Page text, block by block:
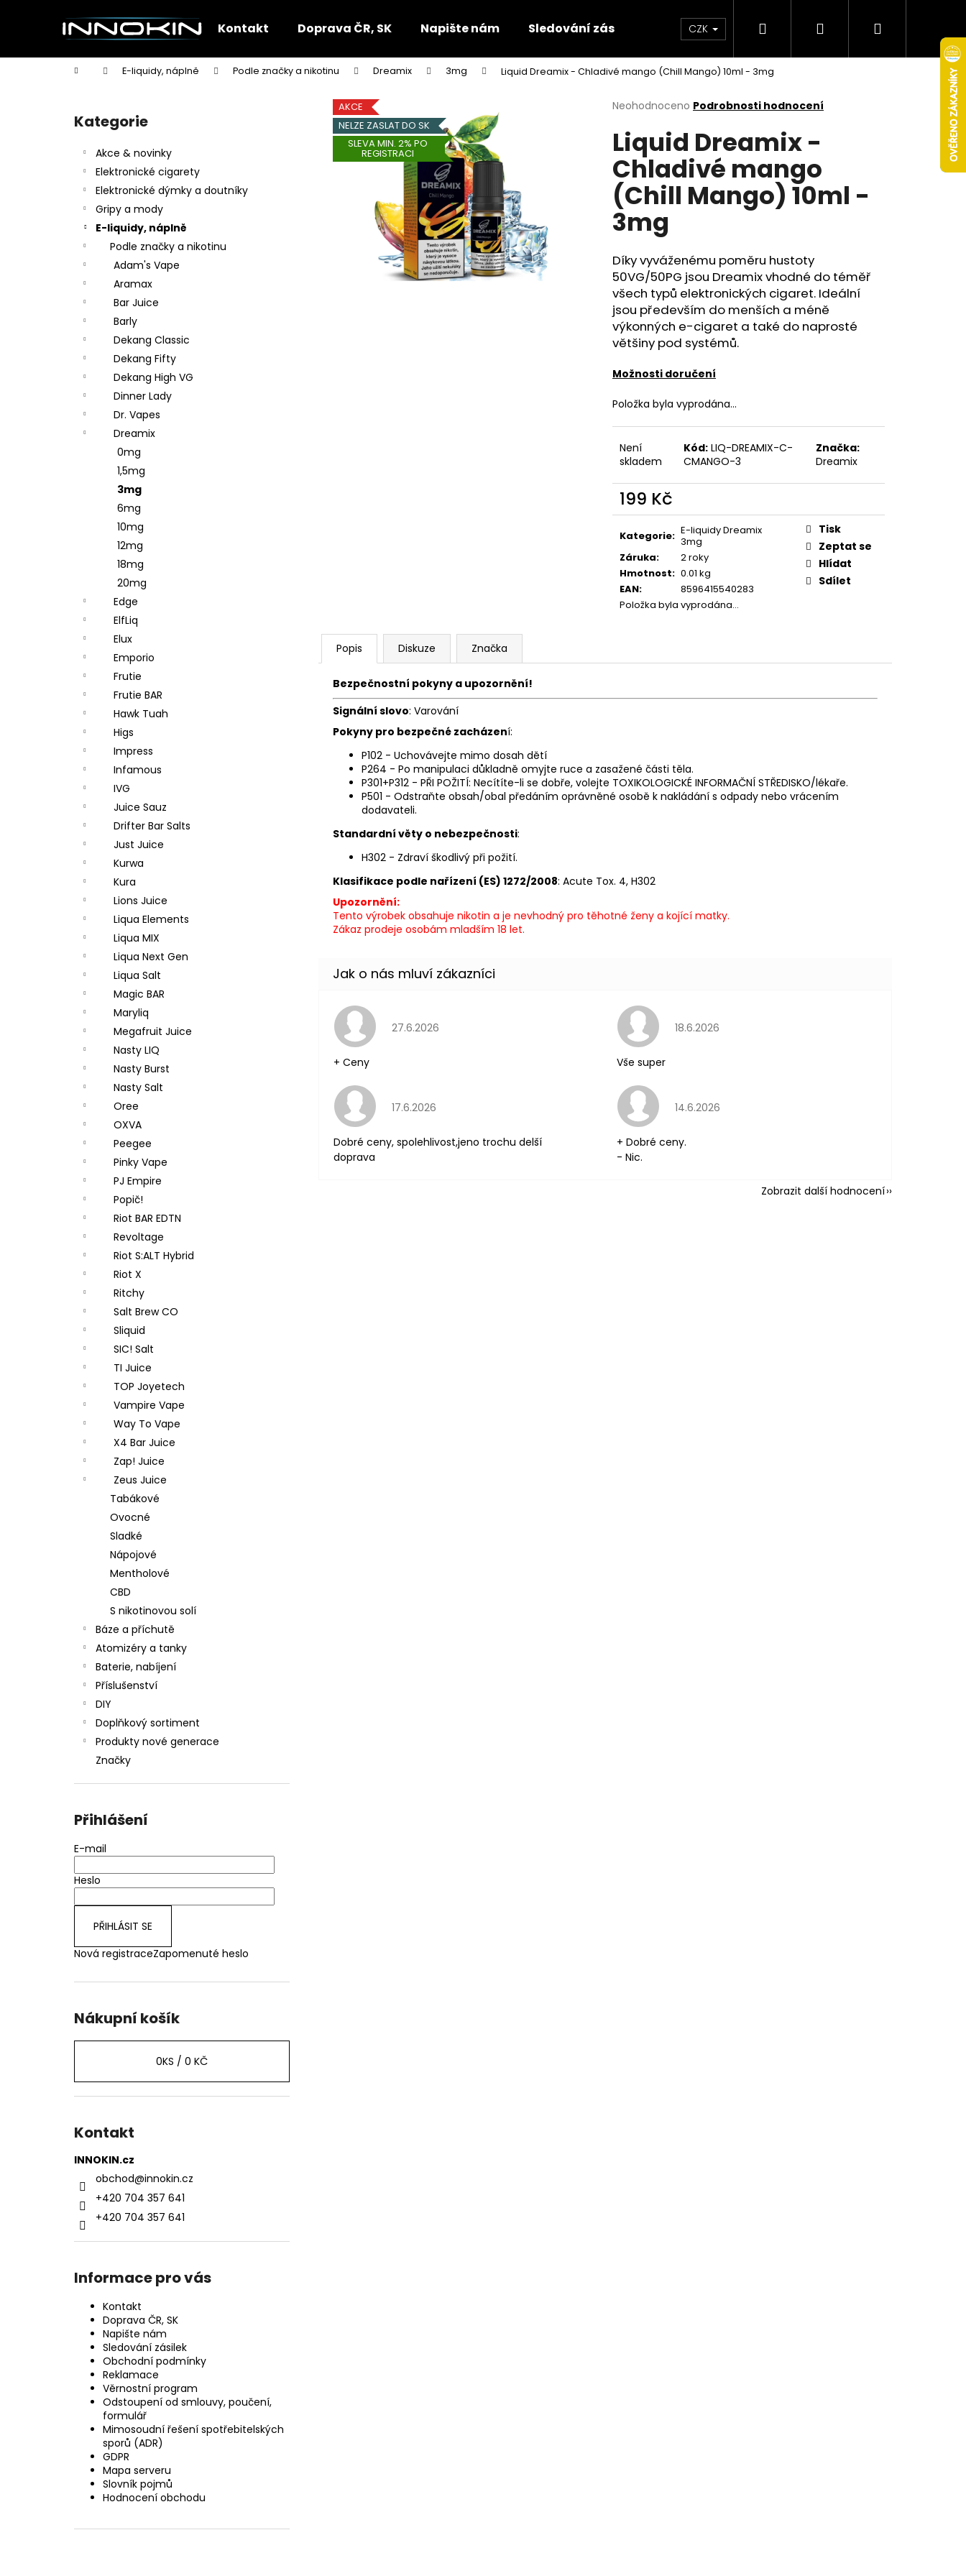
Kontakt Doprava ČR, SK Napište nám Sledování zásilek Obchodní podmínky Věrnostní program
CZK Hledat PřihlášeníNákupní
Domů E-liquidy, náplně Podle značky a nikotinu Dreamix 3mg Liquid Dreamix - Chladivé mango (Chill Mango) 10ml - 3mg
Přeskočit
kategorie
Kategorie
Akce & novinky
Elektronické cigarety
Elektronické dýmky a doutníky
Gripy a mody
E-liquidy, náplně
Podle značky a nikotinu
Adam's Vape
Aramax
Bar Juice
Barly
Dekang Classic
Dekang Fifty
Dekang High VG
Dinner Lady
Dr. Vapes
Dreamix
0mg
1,5mg
3mg
6mg
10mg
12mg
18mg
20mg
Edge
ElfLiq
Elux
Emporio
Frutie
Frutie BAR
Hawk Tuah
Higs
Impress
Infamous
IVG
Juice Sauz
Drifter Bar Salts
Just Juice
Kurwa
Kura
Lions Juice
Liqua Elements
Liqua MIX
Liqua Next Gen
Liqua Salt
Magic BAR
Maryliq
Megafruit Juice
Nasty LIQ
Nasty Burst
Nasty Salt
Oree
OXVA
Peegee
Pinky Vape
PJ Empire
Popič!
Riot BAR EDTN
Revoltage
Riot S:ALT Hybrid
Riot X
Ritchy
Salt Brew CO
Sliquid
SIC! Salt
TI Juice
TOP Joyetech
Vampire Vape
Way To Vape
X4 Bar Juice
Zap! Juice
Zeus Juice
Tabákové
Ovocné
Sladké
Nápojové
Mentholové
CBD
S nikotinovou solí
Báze a příchutě
Atomizéry a tanky
Baterie, nabíjení
Příslušenství
DIY
Doplňkový sortiment
Produkty nové generace
Značky
Přihlášení
E-mail
Heslo
PŘIHLÁSIT SE
Nová registraceZapomenuté heslo
Nákupní košík
0KS / 0 KČ
Kontakt
INNOKIN.cz
obchod@innokin.cz
+420 704 357 641
+420 704 357 641
Informace pro vás
Kontakt
Doprava ČR, SK
Napište nám
Sledování zásilek
Obchodní podmínky
Reklamace
Věrnostní program
Odstoupení od smlouvy, poučení,
formulář
Mimosoudní řešení spotřebitelských
sporů (ADR)
GDPR
Mapa serveru
Slovník pojmů
Hodnocení obchodu
Průměrné
produktu
je
0,0
z
5
hvězdiček.
Neohodnoceno Podrobnosti hodnocení
Liquid Dreamix -
Chladivé mango
(Chill Mango) 10ml -
3mg
Díky vyváženému poměru hustoty
50VG/50PG jsou Dreamix vhodné do téměř
všech typů elektronických cigaret. Ideální
jsou především do menších a méně
výkonných e-cigaret a také do naprosté
většiny pod systémů.
Možnosti doručení
Položka byla vyprodána…
Není
skladem
Kód: LIQ-DREAMIX-C-
CMANGO-3
Značka:
Dreamix
199 Kč
Měrná
Kategorie: E-liquidy Dreamix
3mg
Záruka:
2 roky
Hmotnost: 0.01 kg
EAN:
8596415540283
Položka byla vyprodána…
Tisk
Zeptat se
Hlídat
Sdílet
AKCE
NELZE ZASLAT DO SK
SLEVA MIN. 2% PO
REGISTRACI
Popis Diskuze Značka
Bezpečnostní pokyny a upozornění!
Signální slovo: Varování
Pokyny pro bezpečné zacházení:
P102 - Uchovávejte mimo dosah dětí
P264 - Po manipulaci důkladně omyjte ruce a zasažené části těla.
P301+P312 - PŘI POŽITÍ: Necítíte-li se dobře, volejte TOXIKOLOGICKÉ INFORMAČNÍ STŘEDISKO/lékaře.
P501 - Odstraňte obsah/obal předáním oprávněné osobě k nakládání s odpady nebo vrácením
dodavateli.
Standardní věty o nebezpečnosti:
H302 - Zdraví škodlivý při požití.
Klasifikace podle nařízení (ES) 1272/2008: Acute Tox. 4, H302
Upozornění:
Tento výrobek obsahuje nikotin a je nevhodný pro těhotné ženy a kojící matky.
Zákaz prodeje osobám mladším 18 let.
Hodnocení obchodu je 5 z 5 hvězdiček.
27.6.2026
+ Ceny
Hodnocení obchodu je 5 z 5 hvězdiček.
18.6.2026
Vše super
Hodnocení obchodu je 5 z 5 hvězdiček.
17.6.2026
Dobré ceny, spolehlivost,jeno trochu delší
doprava
Hodnocení obchodu je 5 z 5 hvězdiček.
14.6.2026
+ Dobré ceny.
- Nic.
Zobrazit další hodnocení
í
Zpět
do
Zpět
do
Co potřebujete najít?
Doporučujeme
Následující
DEKANG DESERT SHIP 10ML 11MG
154 Kč
Původně:195 Kč
OXVA XLIM TOP FILL SS POD CARTRIDGE
1,2OHM 2ML